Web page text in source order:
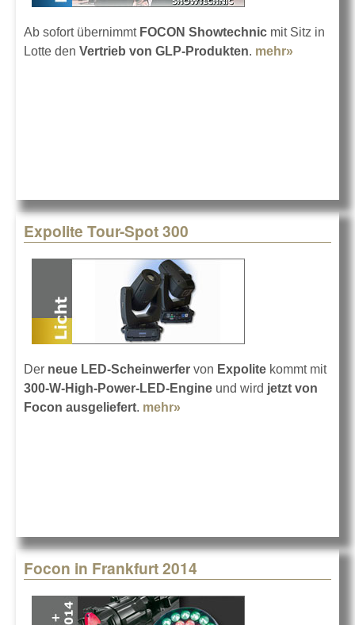
Ab sofort übernimmt FOCON Showtechnic mit Sitz in
Lotte den Vertrieb von GLP-Produkten. mehr»
Expolite Tour-Spot 300
Der neue LED-Scheinwerfer von Expolite kommt mit
300-W-High-Power-LED-Engine und wird jetzt von
Focon ausgeliefert. mehr»
Focon in Frankfurt 2014